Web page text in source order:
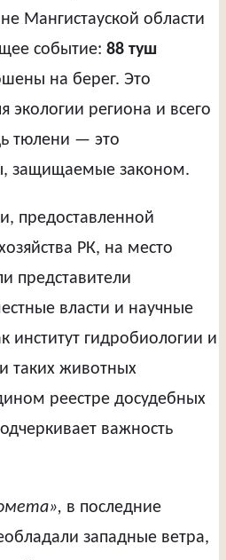
Мангистауской области
событие: 88 туш
на берег. Это
экологии региона и всего
тюлени — это
защищаемые законом.
предоставленной
РК, на место
представители
власти и научные
институт гидробиологии и
таких животных
реестре досудебных
важность
в последние
западные ветра,